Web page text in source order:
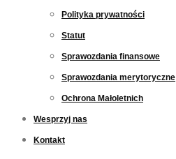
Polityka prywatności
Statut
Sprawozdania finansowe
Sprawozdania merytoryczne
Ochrona Małoletnich
Wesprzyj nas
Kontakt